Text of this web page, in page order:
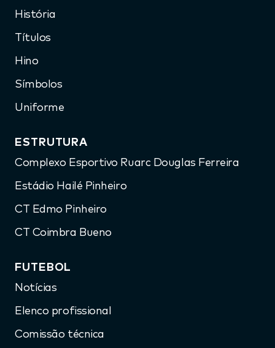
História
Títulos
Hino
Símbolos
Uniforme
ESTRUTURA
Complexo Esportivo Ruarc Douglas Ferreira
Estádio Hailé Pinheiro
CT Edmo Pinheiro
CT Coimbra Bueno
FUTEBOL
Notícias
Elenco profissional
Comissão técnica